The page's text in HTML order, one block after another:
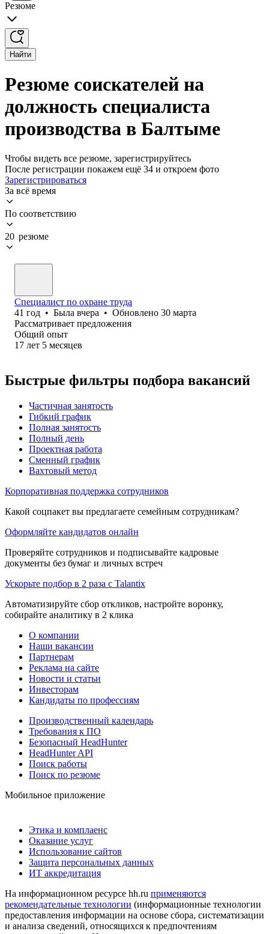
Резюме
Найти
Резюме соискателей на
должность специалиста
производства в Балтыме
Чтобы видеть все резюме, зарегистрируйтесь
После регистрации покажем ещё 34 и откроем фото
Зарегистрироваться
За всё время
По соответствию
20 резюме
Специалист по охране труда
41 год • Была вчера • Обновлено 30 марта
Рассматривает предложения
Общий опыт
17 лет 5 месяцев
Быстрые фильтры подбора вакансий
Частичная занятость
Гибкий график
Полная занятость
Полный день
Проектная работа
Сменный график
Вахтовый метод
Корпоративная поддержка сотрудников
Какой соцпакет вы предлагаете семейным сотрудникам?
Оформляйте кандидатов онлайн
Проверяйте сотрудников и подписывайте кадровые
документы без бумаг и личных встреч
Ускорьте подбор в 2 раза с Talantix
Автоматизируйте сбор откликов, настройте воронку,
собирайте аналитику в 2 клика
О компании
Наши вакансии
Партнерам
Реклама на сайте
Новости и статьи
Инвесторам
Кандидаты по профессиям
Производственный календарь
Требования к ПО
Безопасный HeadHunter
HeadHunter API
Поиск работы
Поиск по резюме
Мобильное приложение
Этика и комплаенс
Оказание услуг
Использование сайтов
Защита персональных данных
ИТ аккредитация
На информационном ресурсе hh.ru применяются
рекомендательные технологии (информационные технологии
предоставления информации на основе сбора, систематизации
и анализа сведений, относящихся к предпочтениям